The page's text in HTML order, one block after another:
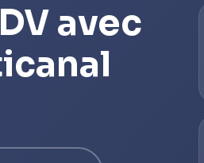
avec